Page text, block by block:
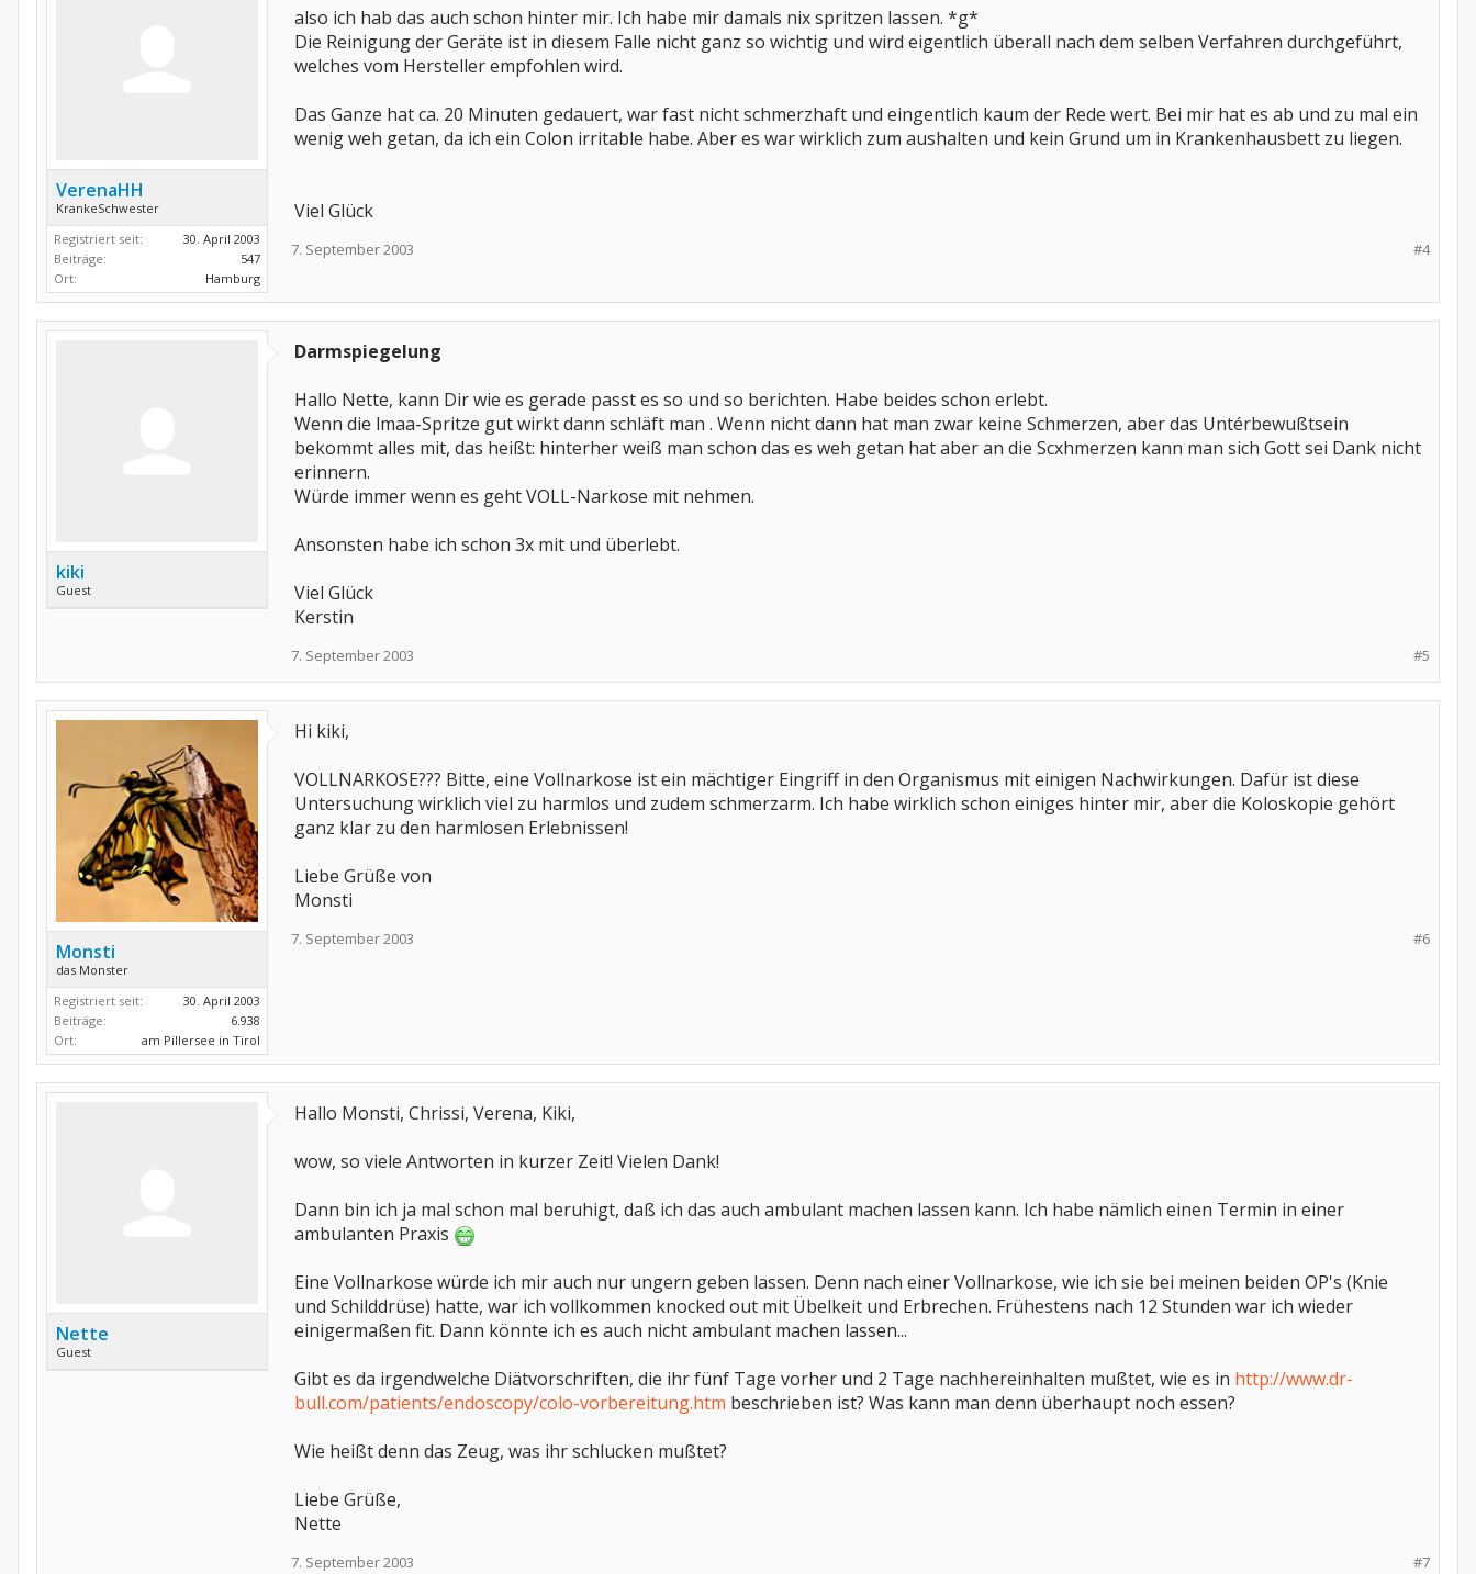
VerenaHH
KrankeSchwester
Registriert seit:
30. April 2003
Beiträge:
547
Ort:
Hamburg
also ich hab das auch schon hinter mir. Ich habe mir damals nix spritzen lassen. *g*
Die Reinigung der Geräte ist in diesem Falle nicht ganz so wichtig und wird eigentlich überall nach dem selben Verfahren durchgeführt,
welches vom Hersteller empfohlen wird.
Das Ganze hat ca. 20 Minuten gedauert, war fast nicht schmerzhaft und eingentlich kaum der Rede wert. Bei mir hat es ab und zu mal ein
wenig weh getan, da ich ein Colon irritable habe. Aber es war wirklich zum aushalten und kein Grund um in Krankenhausbett zu liegen.
Viel Glück
#4
7. September 2003
kiki
Guest
Darmspiegelung
Hallo Nette, kann Dir wie es gerade passt es so und so berichten. Habe beides schon erlebt.
Wenn die lmaa-Spritze gut wirkt dann schläft man . Wenn nicht dann hat man zwar keine Schmerzen, aber das Untérbewußtsein
bekommt alles mit, das heißt: hinterher weiß man schon das es weh getan hat aber an die Scxhmerzen kann man sich Gott sei Dank nicht
erinnern.
Würde immer wenn es geht VOLL-Narkose mit nehmen.
Ansonsten habe ich schon 3x mit und überlebt.
Viel Glück
Kerstin
#5
7. September 2003
Monsti
das Monster
Registriert seit:
30. April 2003
Beiträge:
6.938
Ort:
am Pillersee in Tirol
Hi kiki,
VOLLNARKOSE??? Bitte, eine Vollnarkose ist ein mächtiger Eingriff in den Organismus mit einigen Nachwirkungen. Dafür ist diese
Untersuchung wirklich viel zu harmlos und zudem schmerzarm. Ich habe wirklich schon einiges hinter mir, aber die Koloskopie gehört
ganz klar zu den harmlosen Erlebnissen!
Liebe Grüße von
Monsti
#6
7. September 2003
Nette
Guest
Hallo Monsti, Chrissi, Verena, Kiki,
wow, so viele Antworten in kurzer Zeit! Vielen Dank!
Dann bin ich ja mal schon mal beruhigt, daß ich das auch ambulant machen lassen kann. Ich habe nämlich einen Termin in einer
ambulanten Praxis
Eine Vollnarkose würde ich mir auch nur ungern geben lassen. Denn nach einer Vollnarkose, wie ich sie bei meinen beiden OP's (Knie
und Schilddrüse) hatte, war ich vollkommen knocked out mit Übelkeit und Erbrechen. Frühestens nach 12 Stunden war ich wieder
einigermaßen fit. Dann könnte ich es auch nicht ambulant machen lassen...
Gibt es da irgendwelche Diätvorschriften, die ihr fünf Tage vorher und 2 Tage nachhereinhalten mußtet, wie es in http://www.dr-
bull.com/patients/endoscopy/colo-vorbereitung.htm beschrieben ist? Was kann man denn überhaupt noch essen?
Wie heißt denn das Zeug, was ihr schlucken mußtet?
Liebe Grüße,
Nette
#7
7. September 2003